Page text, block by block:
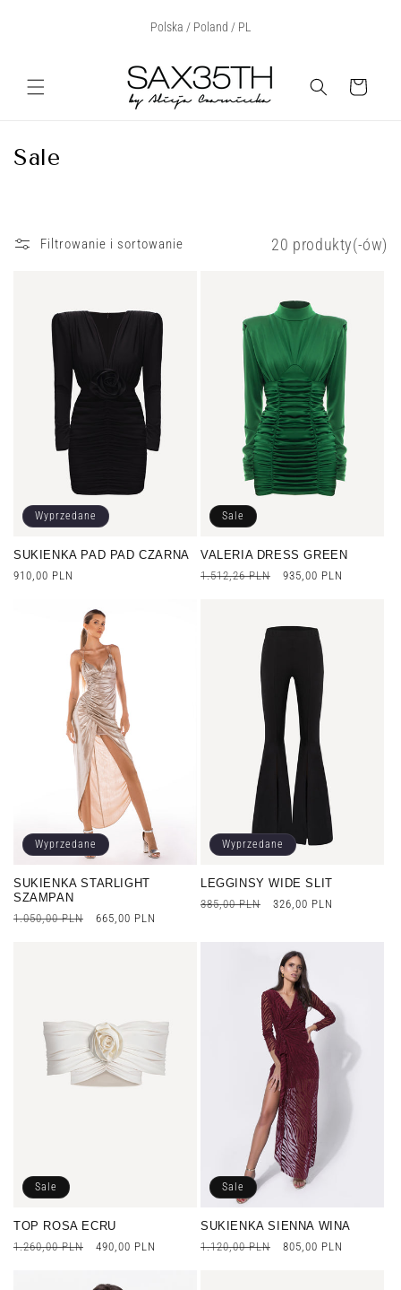
Select Your Region:
Polska / Poland / PL
Koszyk
K
e
Sale
Filtrowanie i sortowanie 20 produkty(-ów)
Wyprzedane
SUKIENKA PAD PAD CZARNA
Cena
910,00 PLN
Sale
VALERIA DRESS GREEN
Cena
1.512,26 PLN
Cena
935,00 PLN
Wyprzedane
SUKIENKA STARLIGHT
SZAMPAN
Cena
1.050,00 PLN
Cena
665,00 PLN
Wyprzedane
LEGGINSY WIDE SLIT
Cena
385,00 PLN
Cena
326,00 PLN
Sale
TOP ROSA ECRU
Cena
1.260,00 PLN
Cena
490,00 PLN
Sale
SUKIENKA SIENNA WINA
Cena
1.120,00 PLN
Cena
805,00 PLN